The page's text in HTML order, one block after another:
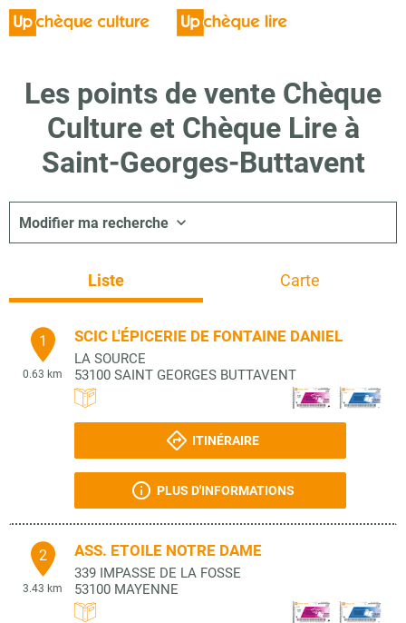
Les points de vente Chèque
Culture et Chèque Lire à
Saint-Georges-Buttavent
Modifier ma recherche
Liste Carte
1
0.63 km
SCIC L'ÉPICERIE DE FONTAINE DANIEL
LA SOURCE
53100 SAINT GEORGES BUTTAVENT
ITINÉRAIRE
PLUS D'INFORMATIONS
2
3.43 km
ASS. ETOILE NOTRE DAME
339 IMPASSE DE LA FOSSE
53100 MAYENNE